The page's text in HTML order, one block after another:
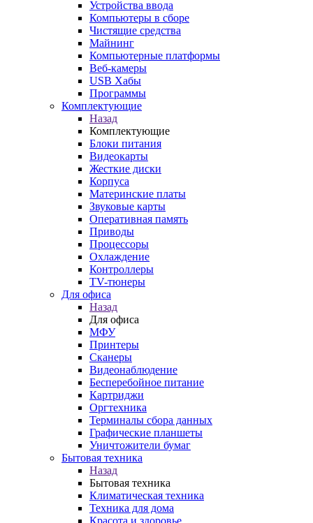
Устройства ввода
Компьютеры в сборе
Чистящие средства
Майнинг
Компьютерные платформы
Веб-камеры
USB Хабы
Программы
Комплектующие
Назад
Комплектующие
Блоки питания
Видеокарты
Жесткие диски
Корпуса
Материнские платы
Звуковые карты
Оперативная память
Приводы
Процессоры
Охлаждение
Контроллеры
TV-тюнеры
Для офиса
Назад
Для офиса
МФУ
Принтеры
Сканеры
Видеонаблюдение
Бесперебойное питание
Картриджи
Оргтехника
Терминалы сбора данных
Графические планшеты
Уничтожители бумаг
Бытовая техника
Назад
Бытовая техника
Климатическая техника
Техника для дома
Красота и здоровье